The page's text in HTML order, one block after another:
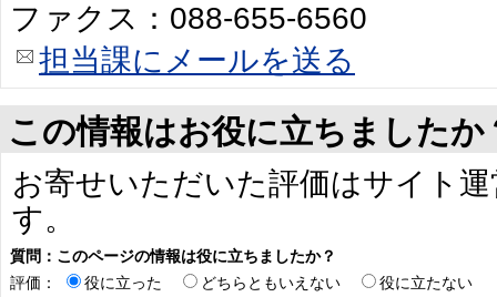
ファクス：088-655-6560
担当課にメールを送る
この情報はお役に立ちましたか
お寄せいただいた評価はサイト
す。
質問：このページの情報は役に立ちましたか？
評価：
役に立った どちらともいえない
役に立たない